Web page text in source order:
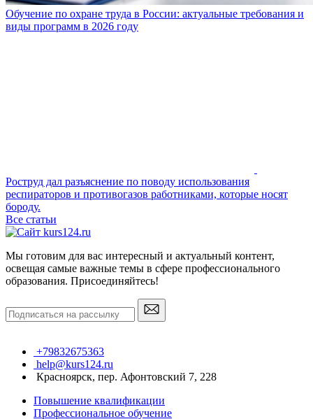
Обучение по охране труда в России: актуальные требования и
виды программ в 2026 году
Роструд дал разъяснение по поводу использования
респираторов и противогазов работниками, которые носят
бороду.
Все статьи
Мы готовим для вас интересный и актуальный контент,
освещая самые важные темы в сфере профессионального
образования. Присоединяйтесь!
+79832675363
help@kurs124.ru
Красноярск, пер. Афонтовский 7, 228
Повышение квалификации
Профессиональное обучение